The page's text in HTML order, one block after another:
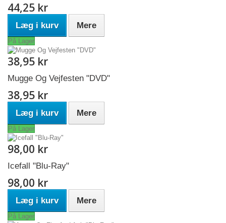
44,25 kr
Læg i kurv Mere
På Lager
38,95 kr
Mugge Og Vejfesten "DVD"
38,95 kr
Læg i kurv Mere
På Lager
98,00 kr
Icefall "Blu-Ray"
98,00 kr
Læg i kurv Mere
På Lager